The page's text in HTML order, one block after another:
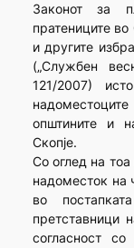
Законот за
пратениците
и другите
(„Службен
121/2007)
општините и
Скопје.
Со оглед на
надоместок на
во
претставници
согласност